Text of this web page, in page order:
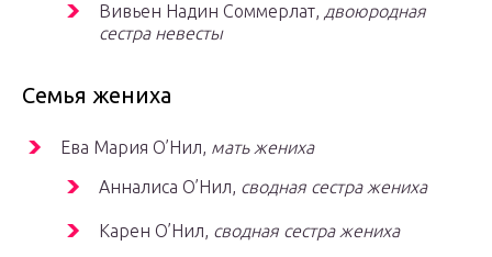
Вивьен Надин Соммерлат, двоюродная
сестра невесты
Семья жениха
Ева Мария О’Нил, мать жениха
Анналиса О’Нил, сводная сестра жениха
Карен О’Нил, сводная сестра жениха